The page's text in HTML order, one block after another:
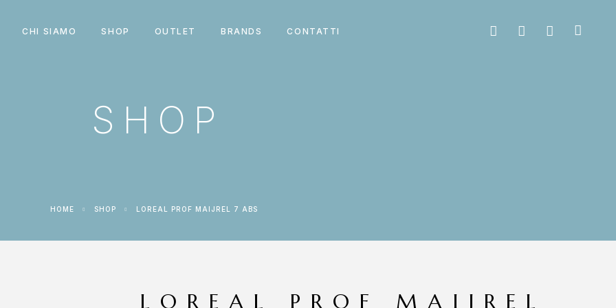
CHI SIAMO SHOP OUTLET BRANDS CONTATTI
SHOP
HOME SHOP LOREAL PROF MAIJREL 7 ABS
LOREAL PROF MAIJREL